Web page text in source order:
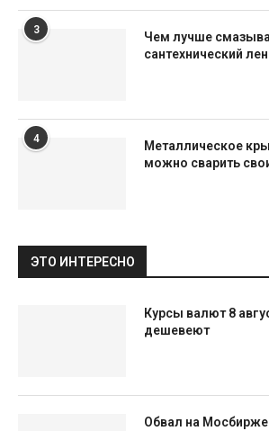
3
Чем лучше
сантехнический лен
4
Металлическое
можно сварить
ЭТО ИНТЕРЕСНО
Курсы валют 8
дешевеют
Обвал на Мосбирже